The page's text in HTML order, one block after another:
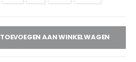
TOEVOEGEN AAN WINKELWAGEN